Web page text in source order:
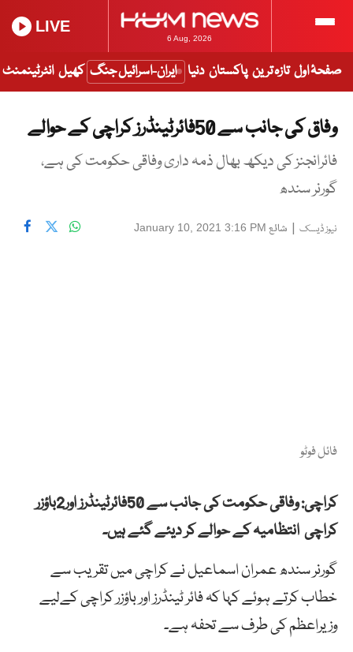
6 Aug, 2026
LIVE
صفحۂ اول تازہ ترین پاکستان دنیا ایران-اسرائیل جنگ کھیل انٹرٹینمنٹ
وفاق کی جانب سے 50فائرٹینڈرز کراچی کے حوالے
فائرانجنز کی دیکھ بھال ذمہ داری وفاقی حکومت کی ہے،
گورنر سندھ
نیوز ڈیسک | شائع January 10, 2021 3:16 PM
فائل فوٹو
کراچی:وفاقی حکومتکیجانبسے
کراچی انتظامیہ کےحوالے کر دیئے گئے ہیں۔
گورنر سندھ عمران اسماعیل نے کراچی میں تقریب سے
خطاب کرتے ہوئےکہا کہفائرٹینڈرزاورباؤزرکراچیکےلیے
وزیراعظمکیطرفسےتحفہہے۔